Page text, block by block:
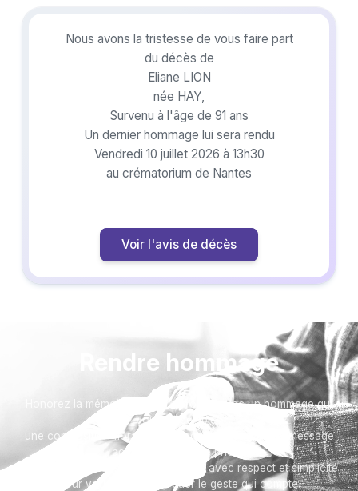
Nous avons la tristesse de vous faire part
du décès de
Eliane LION
née HAY,
Survenu à l'âge de 91 ans
Un dernier hommage lui sera rendu
Vendredi 10 juillet 2026 à 13h30
au crématorium de Nantes
Voir l'avis de décès
Rendre hommage
Honorez la mémoire de votre proche avec un hommage qui
vous ressemble :
une composition florale, une plaque, ou encore un message
accompagné d'une photo.
Toutes nos options sont présentées avec respect et simplicité
pour vous aider à marquer le geste qui compte.